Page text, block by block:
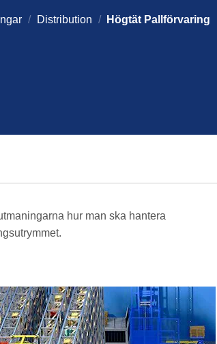
/ Distribution / Högtät Pallförvaring
hur man ska hantera